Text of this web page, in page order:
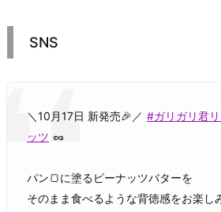
SNS
＼10月17日 新発売🎉／ #ガリガリ君
ッツ 🥜
パン🍞に塗るピーナッツバターを
そのまま食べるような背徳感をお楽し